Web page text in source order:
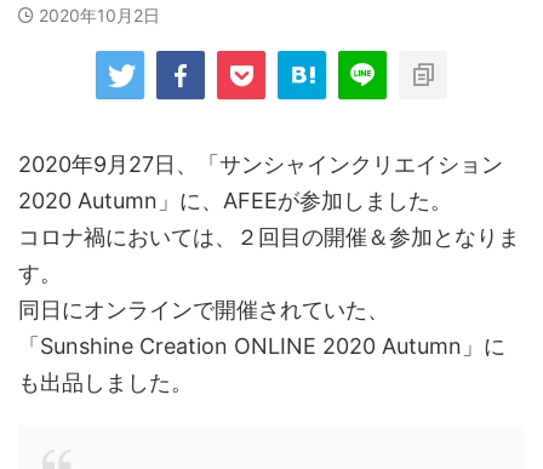
2020年10月2日
2020年9月27日、「サンシャインクリエイション
2020 Autumn」に、AFEEが参加しました。
コロナ禍においては、２回目の開催＆参加となりま
す。
同日にオンラインで開催されていた、
「Sunshine Creation ONLINE 2020 Autumn」に
も出品しました。